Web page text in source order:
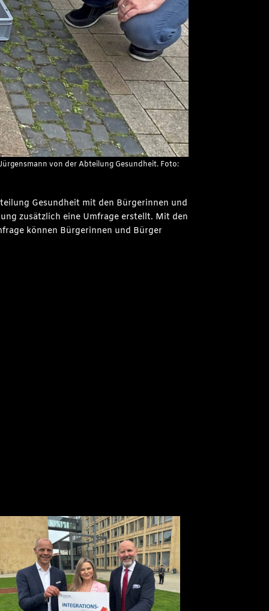
von der Abteilung Gesundheit. Foto:
Gesundheit mit den Bürgerinnen und
zusätzlich eine Umfrage erstellt. Mit den
können Bürgerinnen und Bürger